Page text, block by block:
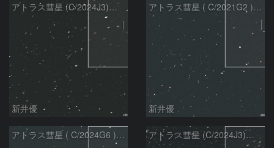
アトラス彗星 (C/2024J3)：2026/07/26
新井優
アトラス彗星 ( C/2021G2 )：2026/07/09
新井優
アトラス彗星 ( C/2024G6 )：2026/07/09 アトラス彗星 (C/2024J3)：2026/07/09